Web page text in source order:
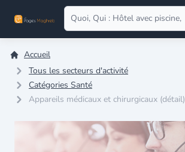
Accueil
Tous les secteurs d'activité
Catégories Santé
Appareils médicaux et chirurgicaux (détail)